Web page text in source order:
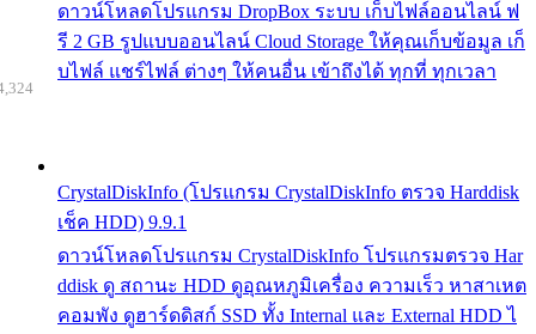
ดาวน์โหลดโปรแกรม DropBox ระบบ เก็บไฟล์ออนไลน์ ฟ
รี 2 GB รูปแบบออนไลน์ Cloud Storage ให้คุณเก็บข้อมูล เก็
บไฟล์ แชร์ไฟล์ ต่างๆ ให้คนอื่น เข้าถึงได้ ทุกที่ ทุกเวลา
CrystalDiskInfo (โปรแกรม CrystalDiskInfo ตรวจ Harddisk
เช็ค HDD) 9.9.1
ดาวน์โหลดโปรแกรม CrystalDiskInfo โปรแกรมตรวจ Har
ddisk ดู สถานะ HDD ดูอุณหภูมิเครื่อง ความเร็ว หาสาเหต
คอมพัง ดูฮาร์ดดิสก์ SSD ทั้ง Internal และ External HDD ไ